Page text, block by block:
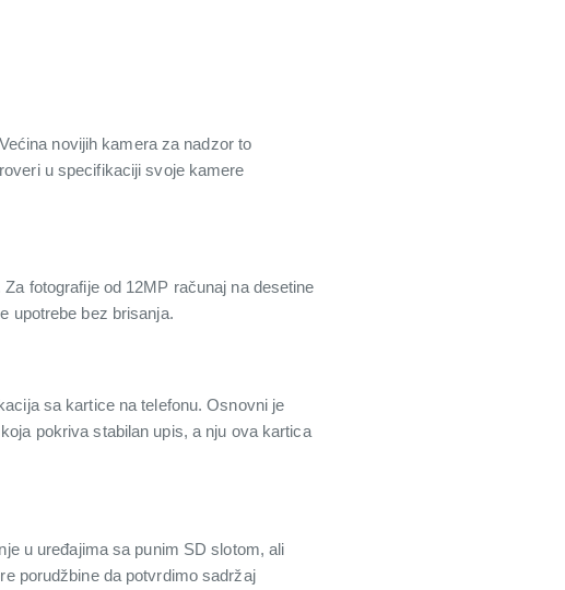
novijih kamera za nadzor to
u specifikaciji svoje kamere
fotografije od 12MP računaj na desetine
upotrebe bez brisanja.
sa kartice na telefonu. Osnovni je
pokriva stabilan upis, a nju ova kartica
u uređajima sa punim SD slotom, ali
porudžbine da potvrdimo sadržaj